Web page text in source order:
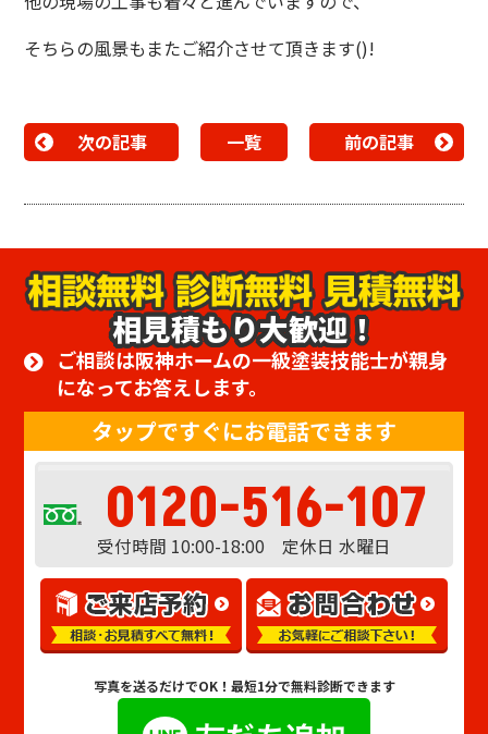
そちらの風景もまたご紹介させて頂きます()!
次の記事 一覧 前の記事
相見積もり大歓迎！
ご相談は阪神ホームの一級塗装技能士が親身
になってお答えします。
タップですぐにお電話できます
0120-516-107
受付時間 10:00-18:00 定休日 水曜日
写真を送るだけでOK！ 最短1分で無料診断できます